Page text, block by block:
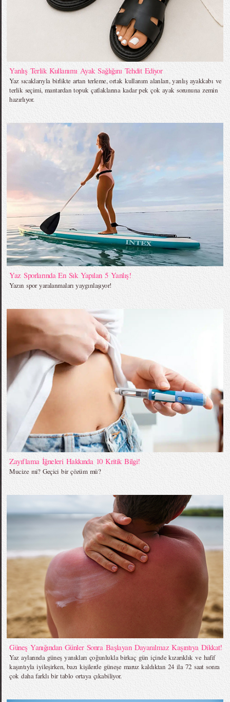
Yanlış Terlik Kullanımı Ayak Sağlığını Tehdit Ediyor
Yaz sıcaklarıyla birlikte artan terleme, ortak kullanım alanları, yanlış ayakkabı ve
terlik seçimi, mantardan topuk çatlaklarına kadar pek çok ayak sorununa zemin
hazırlıyor.
Yaz Sporlarında En Sık Yapılan 5 Yanlış!
Yazın spor yaralanmaları yaygınlaşıyor!
Zayıflama İğneleri Hakkında 10 Kritik Bilgi!
Mucize mi? Geçici bir çözüm mü?
Güneş Yanığından Günler Sonra Başlayan Dayanılmaz Kaşıntıya Dikkat!
Yaz aylarında güneş yanıkları çoğunlukla birkaç gün içinde kızarıklık ve hafif
kaşıntıyla iyileşirken, bazı kişilerde güneşe maruz kaldıktan 24 ila 72 saat sonra
çok daha farklı bir tablo ortaya çıkabiliyor.